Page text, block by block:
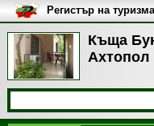
Къща
Ахтопол
Регистър на